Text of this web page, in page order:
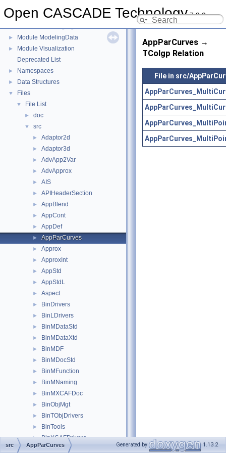
Open CASCADE Technology7.9.0
► Module FoundationClasses
► Module ModelingData
►
Module Visualization
Deprecated List
► Namespaces
► Data Structures
▼ Files
▼ File List
► doc
▼ src
► Adaptor2d
► Adaptor3d
► AdvApp2Var
► AdvApprox
► AIS
► APIHeaderSection
► AppBlend
► AppCont
► AppDef
► AppParCurves
► Approx
► ApproxInt
► AppStd
► AppStdL
► Aspect
► BinDrivers
► BinLDrivers
► BinMDataStd
► BinMDataXtd
► BinMDF
► BinMDocStd
► BinMFunction
► BinMNaming
► BinMXCAFDoc
► BinObjMgt
► BinTObjDrivers
► BinTools
► BinXCAFDrivers
► Bisector
AppParCurves →
TColgp Relation
File in src/
src AppParCurves Generated by 1.13.2